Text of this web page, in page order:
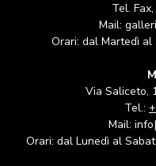
Tel. Fax,
Mail:
Orari: dal Martedì
Via Saliceto,
Tel.:
Mail:
Orari: dal Lunedì al